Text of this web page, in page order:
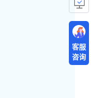
客服
咨询